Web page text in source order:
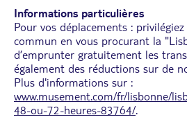
Informations particulières
Pour vos déplacements :
commun en vous procurant la
d’emprunter gratuitement les
également des réductions sur de
Plus d'informations sur :
www.musement.com/fr/lisbonne/
48-ou-72-heures-83764/.